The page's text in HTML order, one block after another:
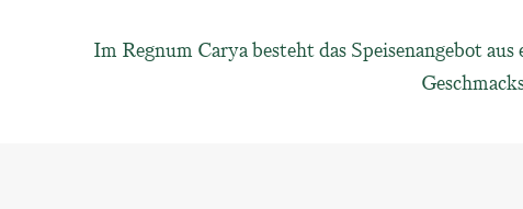
Im Regnum Carya besteht das Speisenangebot